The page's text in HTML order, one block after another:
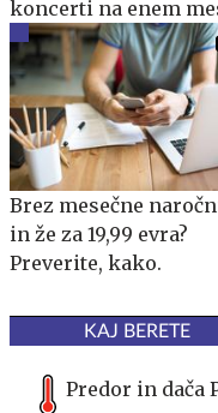
koncerti na enem
Brez mesečne
in že za 19,99 evra?
Preverite, kako.
KAJ BERETE
Predor in dača